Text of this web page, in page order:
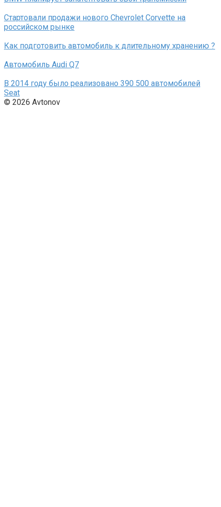
Стартовали продажи нового Chevrolet Corvette на
российском рынке
Как подготовить автомобиль к длительному хранению ?
Автомобиль Audi Q7
В 2014 году было реализовано 390 500 автомобилей
Seat
© 2026 Avtonov